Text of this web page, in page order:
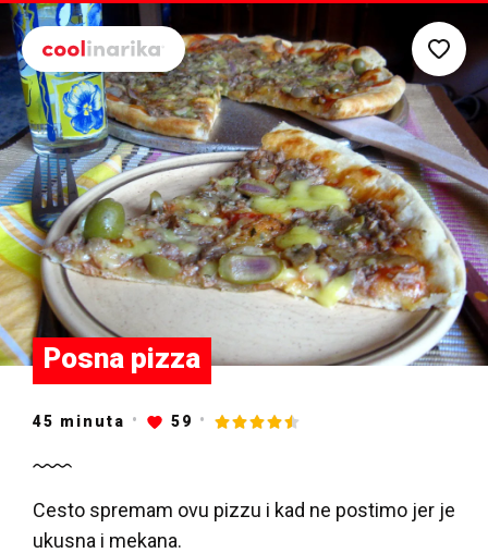
Preskoči na glavni sadržaj
Posna pizza
45 minuta 59
Cesto spremam ovu pizzu i kad ne postimo jer je
ukusna i mekana.